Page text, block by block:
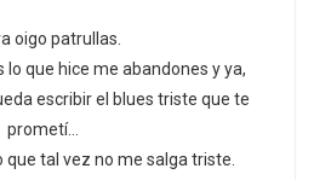
oigo patrullas.
lo que hice me abandones y ya,
escribir el blues triste que te
prometí…
tal vez no me salga triste.